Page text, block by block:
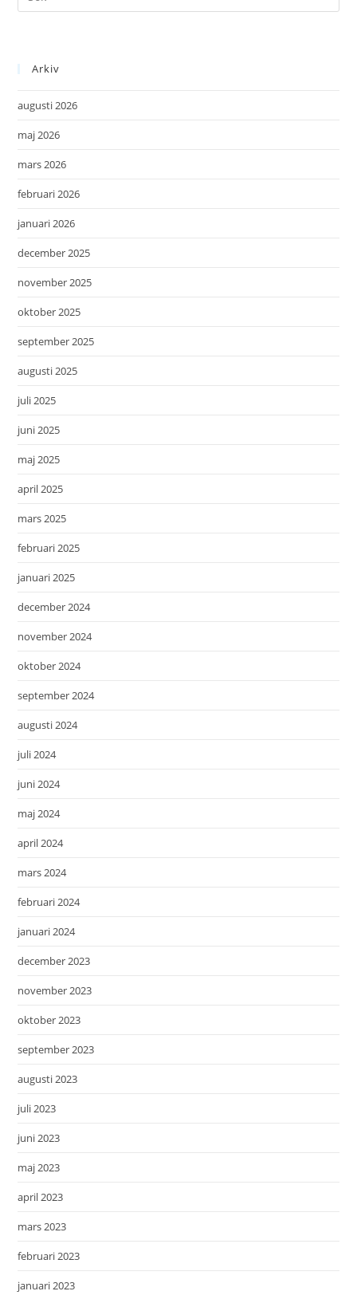
Arkiv
augusti 2026
maj 2026
mars 2026
februari 2026
januari 2026
december 2025
november 2025
oktober 2025
september 2025
augusti 2025
juli 2025
juni 2025
maj 2025
april 2025
mars 2025
februari 2025
januari 2025
december 2024
november 2024
oktober 2024
september 2024
augusti 2024
juli 2024
juni 2024
maj 2024
april 2024
mars 2024
februari 2024
januari 2024
december 2023
november 2023
oktober 2023
september 2023
augusti 2023
juli 2023
juni 2023
maj 2023
april 2023
mars 2023
februari 2023
januari 2023